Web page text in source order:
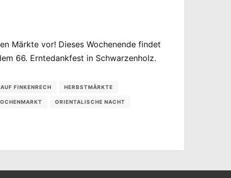
Märkte vor! Dieses Wochenende findet
66. Erntedankfest in Schwarzenholz.
FINKENRECH HERBSTMÄRKTE
ORIENTALISCHE NACHT